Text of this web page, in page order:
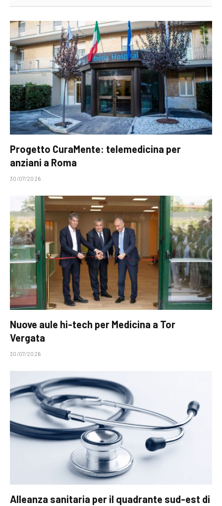
Progetto CuraMente: telemedicina per
anziani a Roma
30/07/2026
Nuove aule hi-tech per Medicina a Tor
Vergata
30/07/2026
Alleanza sanitaria per il quadrante sud-est di